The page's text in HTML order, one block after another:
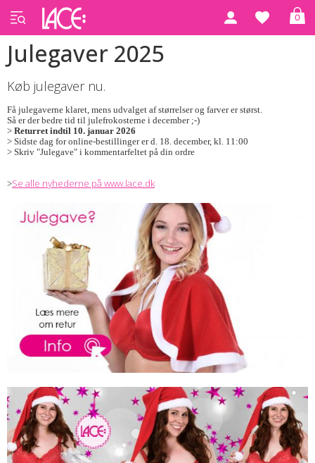
0
Julegaver 2025
Køb julegaver nu.
Få julegaverne klaret, mens udvalget af størrelser og farver er størst.
Så er der bedre tid til julefrokosterne i december ;-)
> Returret indtil 10. januar 2026
> Sidste dag for online-bestillinger er d. 18. december, kl. 11:00
> Skriv "Julegave" i kommentarfeltet på din ordre
>Se alle nyhederne på www.lace.dk